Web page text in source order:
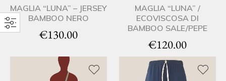
MAGLIA “LUNA” – JERSEY
BAMBOO NERO
€130.00
MAGLIA “LUNA” /
ECOVISCOSA DI
BAMBOO SALE/PEPE
€120.00